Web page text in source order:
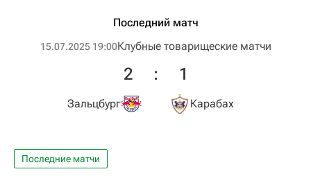
Последний матч
15.07.2025 19:00Клубные товарищеские матчи
Зальцбург
2 : 1
Карабах
Последние матчи